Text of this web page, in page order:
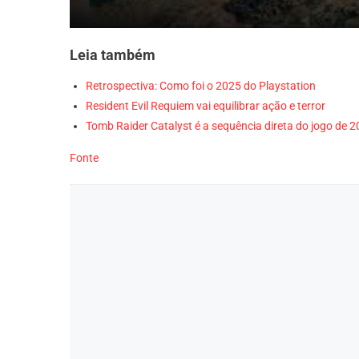
Leia também
Retrospectiva: Como foi o 2025 do Playstation
Resident Evil Requiem vai equilibrar ação e terror
Tomb Raider Catalyst é a sequência direta do jogo de
Fonte